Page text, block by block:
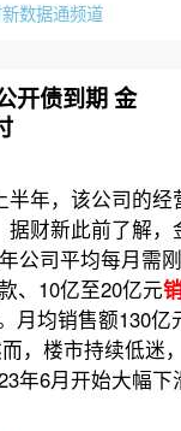
数据通频道
开债到期 金
半年，该公司的经
据财新此前了解，
公司平均每月需
、10亿至20亿元
月均销售额130亿
，楼市持续低迷
年6月开始大幅下